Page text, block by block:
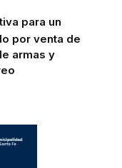
para un
por venta de
armas y